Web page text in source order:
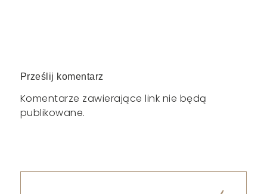
Prześlij komentarz
Komentarze zawierające link nie będą
publikowane.